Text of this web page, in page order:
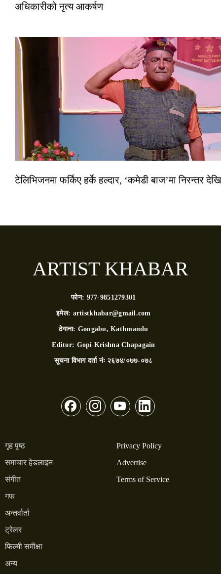
अधिकारीको नृत्य आकर्षण
टेलिभिजनमा फर्किए हर्के हल्दार, ‘कमेडी बाज’मा निरन्तर
ARTIST KHABAR
फोन: 977-9851279301
इमेल: artistkhabar@gmail.com
ठेगाना: Gongabu, Kathmandu
Editor: Gopi Krishna Chapagain
सूचना विभाग दर्ता नंः २६७४/०७७-०७८
गृह पृष्ठ
समाचार हेडलाइन
संगीत
गफ
अन्तर्वार्ता
ट्रेलर
फिल्मी समीक्षा
अन्य
Privacy Policy
Advertise
Terms of Service